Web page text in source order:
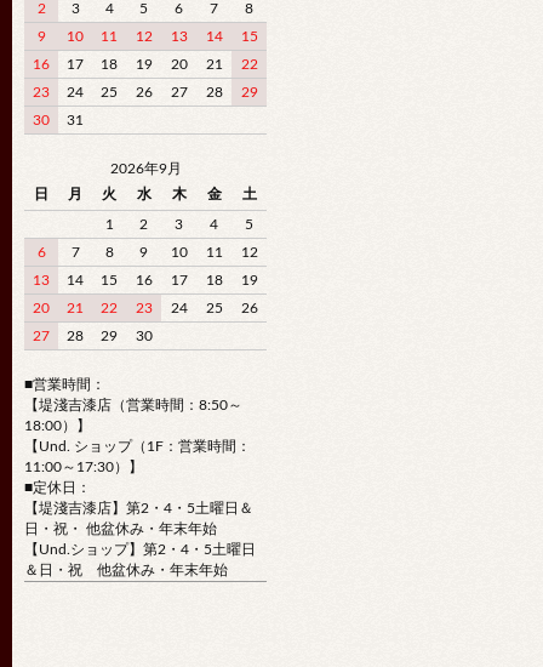
2
3 4 5 6 7
8
9
10 11 12 13 14
15
16
17 18 19 20 21
22
23
24 25 26 27 28
29
30
31
2026年9月
日
月 火 水 木 金 土
1 2 3 4
5
6
7 8 9 10 11
12
13
14 15 16 17 18
19
20
21 22 23 24 25
26
27
28 29 30
■営業時間：
【堤淺吉漆店（営業時間：8:50～
18:00）】
【Und. ショップ（1F：営業時間：
11:00～17:30）】
■定休日：
【堤淺吉漆店】第2・4・5土曜日＆
日・祝・ 他盆休み・年末年始
【Und.ショップ】第2・4・5土曜日
＆日・祝 他盆休み・年末年始